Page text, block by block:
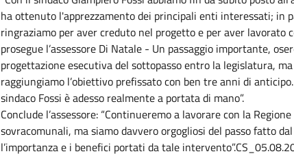
ha ottenuto l'apprezzamento dei principali enti interessati; in
ringraziamo per aver creduto nel progetto e per aver lavorato
prosegue l’assessore Di Natale - Un passaggio importante,
progettazione esecutiva del sottopasso entro la legislatura,
raggiungiamo l’obiettivo prefissato con ben tre anni di
sindaco Fossi è adesso realmente a portata di mano”.
Conclude l’assessore: “Continueremo a lavorare con la
sovracomunali, ma siamo davvero orgogliosi del passo fatto
l’importanza e i benefici portati da tale